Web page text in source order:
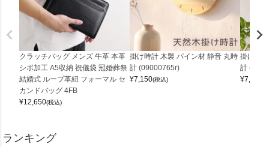
クラッチバッグ メンズ 牛革 本革
シボ加工 A5収納 祝儀袋 冠婚葬祭
結婚式 ループ革紐 フォーマル セ
カンドバッグ 4FB
¥12,650(税込)
掛け時計 木製 パイン材 静音 丸時
計 (09000765r)
¥7,150(税込)
掛け時
計
¥7,150
ランキング